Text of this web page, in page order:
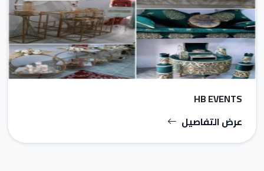
HB EVENTS
عرض التفاصيل